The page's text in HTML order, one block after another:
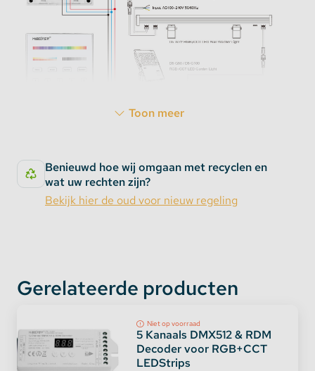
Specificaties:
Zendvermogen: 6dBm
DownloadHIERde gebruiksaanwijzing.
Toon meer
Benieuwd hoe wij omgaan met recyclen en
wat uw rechten zijn?
Bekijk hier de oud voor nieuw regeling
Gerelateerde producten
Niet op voorraad
5 Kanaals DMX512 & RDM
Decoder voor RGB+CCT
LEDStrips